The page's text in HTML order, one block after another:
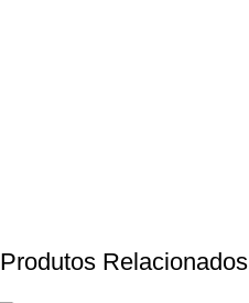
Produtos Relacionados